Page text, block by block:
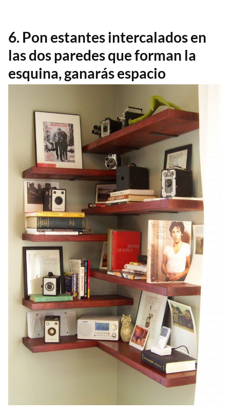
6. Pon estantes intercalados en
las dos paredes que forman la
esquina, ganarás espacio